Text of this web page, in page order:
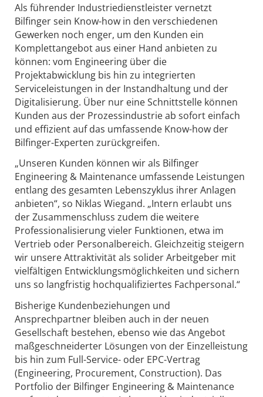
Als führender Industriedienstleister vernetzt
Bilfinger sein Know-how in den verschiedenen
Gewerken noch enger, um den Kunden ein
Komplettangebot aus einer Hand anbieten zu
können: vom Engineering über die
Projektabwicklung bis hin zu integrierten
Serviceleistungen in der Instandhaltung und der
Digitalisierung. Über nur eine Schnittstelle können
Kunden aus der Prozessindustrie ab sofort einfach
und effizient auf das umfassende Know-how der
Bilfinger-Experten zurückgreifen.
„Unseren Kunden können wir als Bilfinger
Engineering & Maintenance umfassende Leistungen
entlang des gesamten Lebenszyklus ihrer Anlagen
anbieten“, so Niklas Wiegand. „Intern erlaubt uns
der Zusammenschluss zudem die weitere
Professionalisierung vieler Funktionen, etwa im
Vertrieb oder Personalbereich. Gleichzeitig steigern
wir unsere Attraktivität als solider Arbeitgeber mit
vielfältigen Entwicklungsmöglichkeiten und sichern
uns so langfristig hochqualifiziertes Fachpersonal.“
Bisherige Kundenbeziehungen und
Ansprechpartner bleiben auch in der neuen
Gesellschaft bestehen, ebenso wie das Angebot
maßgeschneiderter Lösungen von der Einzelleistung
bis hin zum Full-Service- oder EPC-Vertrag
(Engineering, Procurement, Construction). Das
Portfolio der Bilfinger Engineering & Maintenance